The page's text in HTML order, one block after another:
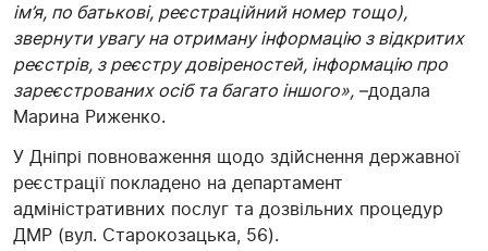
ім’я, по батькові, реєстраційний номер тощо),
звернути увагу на отриману інформацію з відкритих
реєстрів, з реєстру довіреностей, інформацію про
зареєстрованих осіб та багато іншого», –додала
Марина Риженко.
У Дніпрі повноваження щодо здійснення державної
реєстрації покладено на департамент
адміністративних послуг та дозвільних процедур
ДМР (вул. Старокозацька, 56).